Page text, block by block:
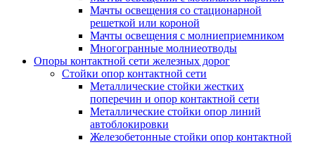
Мачты освещения со стационарной
решеткой или короной
Мачты освещения с молниеприемником
Многогранные молниеотводы
Опоры контактной сети железных дорог
Стойки опор контактной сети
Металлические стойки жестких
поперечин и опор контактной сети
Металлические стойки опор линий
автоблокировки
Железобетонные стойки опор контактной